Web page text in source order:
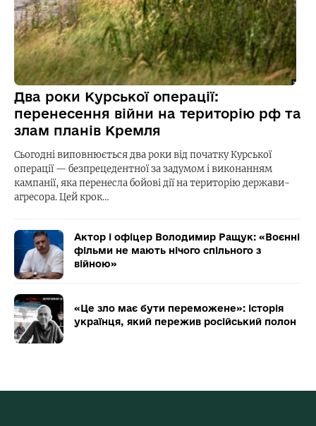
Два роки Курської операції:
перенесення війни на територію рф та
злам планів Кремля
Сьогодні виповнюється два роки від початку Курської
операції — безпрецедентної за задумом і виконанням
кампанії, яка перенесла бойові дії на територію держави-
агресора. Цей крок…
Актор і офіцер Володимир Ращук: «Воєнні
фільми не мають нічого спільного з
війною»
«Це зло має бути переможене»: історія
українця, який пережив російський полон